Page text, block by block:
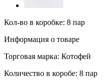
Кол-во в коробке: 8 пар
Информация о товаре
Торговая марка: Котофей
Количество в коробе: 8 пар